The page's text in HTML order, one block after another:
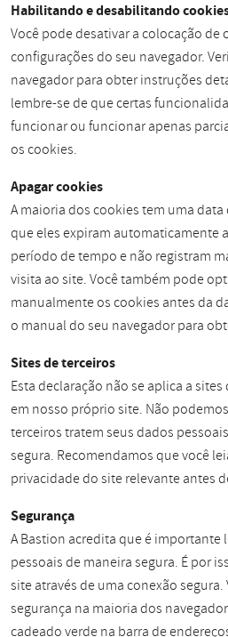
Habilitando e desabilitando
Você pode desativar a colocação de
configurações do seu navegador.
navegador para obter instruções
lembre-se de que certas
funcionar ou funcionar apenas
os cookies.
Apagar cookies
A maioria dos cookies tem uma
que eles expiram automaticamente
período de tempo e não registram
visita ao site. Você também pode
manualmente os cookies antes da
o manual do seu navegador para
Sites de terceiros
Esta declaração não se aplica a
em nosso próprio site. Não
terceiros tratem seus dados
segura. Recomendamos que você
privacidade do site relevante antes
Segurança
A Bastion acredita que é importante
pessoais de maneira segura. É por
site através de uma conexão
segurança na maioria dos
cadeado verde na barra de